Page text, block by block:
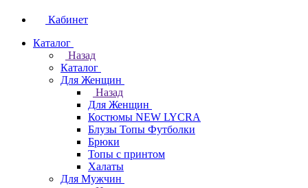
Кабинет
Каталог
Назад
Каталог
Для Женщин
Назад
Для Женщин
Костюмы NEW LYCRA
Блузы Топы Футболки
Брюки
Топы с принтом
Халаты
Для Мужчин